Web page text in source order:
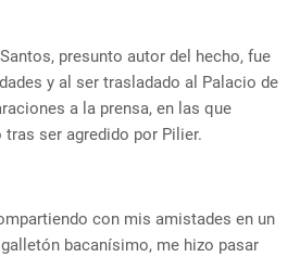
presunto autor del hecho, fue
y al ser trasladado al Palacio de
a la prensa, en las que
ser agredido por Pilier.
con mis amistades en un
galletón bacanísimo, me hizo pasar